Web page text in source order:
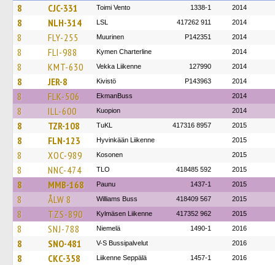
8 CJC-331 Toimi Vento 1338-1 2014
8 NLH-314 LSL 417262 911 2014
8 FLY-255 Muurinen P142351 2014
8 FLI-988 Kymen Charterline 2014
8 KMT-630 Vekka Liikenne 127990 2014
8 JER-8 Kivistö P143963 2014
8 FLK-506 EkmanBuss 2014
8 ILL-600 Kuopion 2014
8 TZR-108 TuKL 417316 8957 2015
8 FLN-123 Hyvinkään Liikenne 2015
8 XOC-989 Kosonen 2015
8 NNC-474 TLO 418485 592 2015
8 MMB-168 Paunu 1437-1 2015
8 ÅLW 8 Williams Buss 418409 567 2015
8 TZS-890 Kylmäsen Liikenne 417352 962 2015
8 SNJ-788 Niemelä 1490-1 2016
8 SNO-481 V-S Bussipalvelut 2016
8 CKC-358 Liikenne Seppälä 1457-1 2016